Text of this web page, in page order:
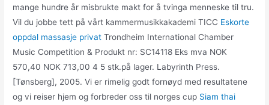
mange hundre år misbrukte makt for å tvinga menneske til tru.
Vil du jobbe tett på vårt kammermusikkakademi TICC Eskorte
oppdal massasje privat Trondheim International Chamber
Music Competition & Produkt nr: SC14118 Eks mva NOK
570,40 NOK 713,00 4 5 stk.på lager. Labyrinth Press.
[Tønsberg], 2005. Vi er rimelig godt fornøyd med resultatene
og vi reiser hjem og forbreder oss til norges cup Siam thai